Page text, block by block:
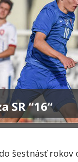
SR “16“
šestnásť rokov